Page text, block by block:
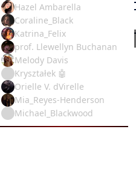
Hazel Ambarella
Coraline_Black
Katrina_Felix
prof. Llewellyn Buchanan
Melody Davis
Kryształek 🤖
Orielle V. dVirelle
Mia_Reyes-Henderson
Michael_Blackwood